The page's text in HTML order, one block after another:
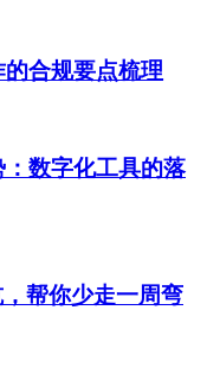
合规要点梳理
数字化工具的落
帮你少走一周弯